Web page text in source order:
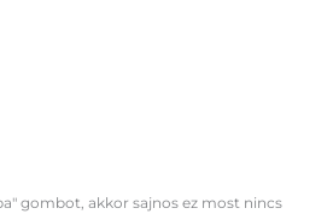
gombot, akkor sajnos ez most nincs